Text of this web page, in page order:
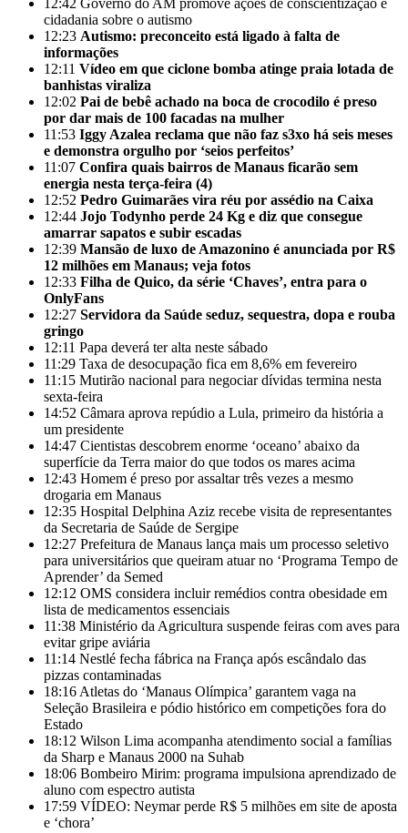
12:42 Governo do AM promove ações de conscientização e
cidadania sobre o autismo
12:23 Autismo: preconceito está ligado à falta de
informações
12:11 Vídeo em que ciclone bomba atinge praia lotada de
banhistas viraliza
12:02 Pai de bebê achado na boca de crocodilo é preso
por dar mais de 100 facadas na mulher
11:53 Iggy Azalea reclama que não faz s3xo há seis meses
e demonstra orgulho por ‘seios perfeitos’
11:07 Confira quais bairros de Manaus ficarão sem
energia nesta terça-feira (4)
12:52 Pedro Guimarães vira réu por assédio na Caixa
12:44 Jojo Todynho perde 24 Kg e diz que consegue
amarrar sapatos e subir escadas
12:39 Mansão de luxo de Amazonino é anunciada por R$
12 milhões em Manaus; veja fotos
12:33 Filha de Quico, da série ‘Chaves’, entra para o
OnlyFans
12:27 Servidora da Saúde seduz, sequestra, dopa e rouba
gringo
12:11 Papa deverá ter alta neste sábado
11:29 Taxa de desocupação fica em 8,6% em fevereiro
11:15 Mutirão nacional para negociar dívidas termina nesta
sexta-feira
14:52 Câmara aprova repúdio a Lula, primeiro da história a
um presidente
14:47 Cientistas descobrem enorme ‘oceano’ abaixo da
superfície da Terra maior do que todos os mares acima
12:43 Homem é preso por assaltar três vezes a mesmo
drogaria em Manaus
12:35 Hospital Delphina Aziz recebe visita de representantes
da Secretaria de Saúde de Sergipe
12:27 Prefeitura de Manaus lança mais um processo seletivo
para universitários que queiram atuar no ‘Programa Tempo de
Aprender’ da Semed
12:12 OMS considera incluir remédios contra obesidade em
lista de medicamentos essenciais
11:38 Ministério da Agricultura suspende feiras com aves para
evitar gripe aviária
11:14 Nestlé fecha fábrica na França após escândalo das
pizzas contaminadas
18:16 Atletas do ‘Manaus Olímpica’ garantem vaga na
Seleção Brasileira e pódio histórico em competições fora do
Estado
18:12 Wilson Lima acompanha atendimento social a famílias
da Sharp e Manaus 2000 na Suhab
18:06 Bombeiro Mirim: programa impulsiona aprendizado de
aluno com espectro autista
17:59 VÍDEO: Neymar perde R$ 5 milhões em site de aposta
e ‘chora’